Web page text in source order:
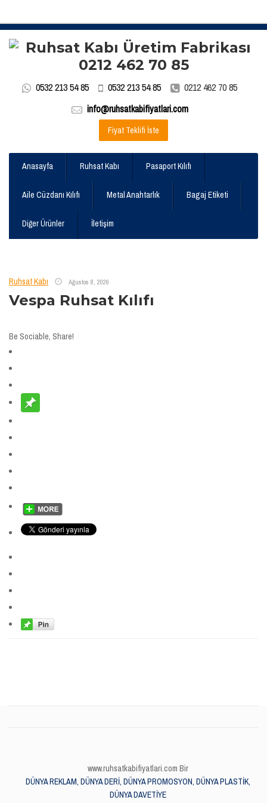
0532 213 54 85 0532 213 54 85
0212 462 70 85
info@ruhsatkabifiyatlari.com
Fiyat Teklifi İste
Anasayfa Ruhsat Kabı Pasaport Kılıfı
Aile Cüzdanı Kılıfı Metal Anahtarlık Bagaj Etiketi
Diğer Ürünler İletişim
Ruhsat Kabı Ağustos 8, 2026
Vespa Ruhsat Kılıfı
Be Sociable, Share!
www.ruhsatkabifiyatlari.com Bir
DÜNYA REKLAM, DÜNYA DERİ, DÜNYA PROMOSYON, DÜNYA PLASTİK,
DÜNYA DAVETİYE